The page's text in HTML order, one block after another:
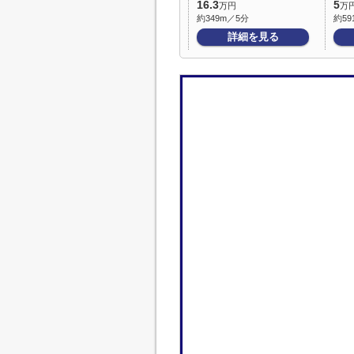
16.3万円
約349m／5分
詳細を見る
5万
約